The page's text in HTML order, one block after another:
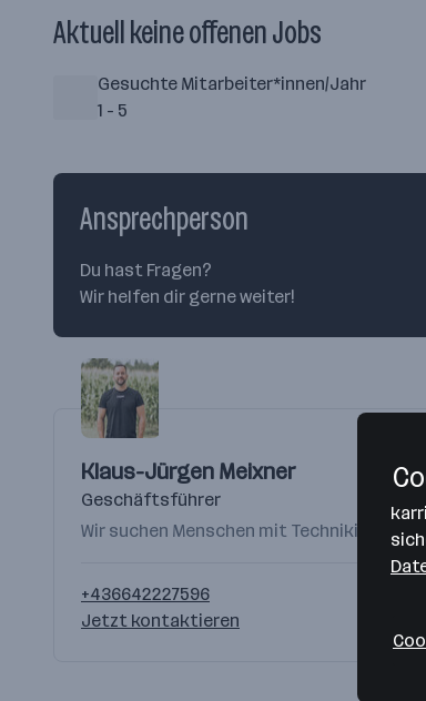
Aktuell keine offenen Jobs
Gesuchte Mitarbeiter*innen/Jahr
1 - 5
Ansprechperson
Du hast Fragen?
Wir helfen dir gerne weiter!
Klaus-Jürgen Meixner
Geschäftsführer
Wir suchen Menschen mit
+436642227596
Jetzt kontaktieren